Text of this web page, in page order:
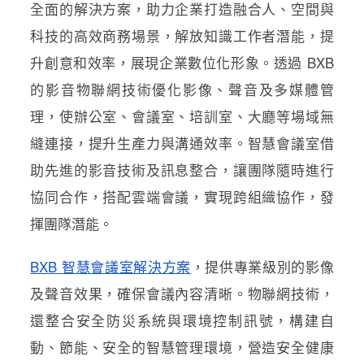
全面的解決方案，助力企業打造融合人、空間與
科技的高效商務場景，解放知識工作者潛能，提
升創意和效率，展現企業數位化形象。透過 BXB
的影音物聯網技術優化影像、聲音及多媒體管
理，使辦公室、會議室、培訓室、大廳等場域無
縫連接，提升生產力與溝通效率。智慧會議室借
助先進的影音技術及訊息整合，讓團隊隨時進行
協同合作，搭配雲端會議，實現跨組織協作，發
揮團隊潛能。
BXB 智慧會議室解決方案 ，提供專業級別的影像
及聲音效果，確保會議內容清晰。物聯網技術，
還整合安全防災系統與環境控制訊號，構建自
動、節能、安全的智慧管理環境，營造安全健康